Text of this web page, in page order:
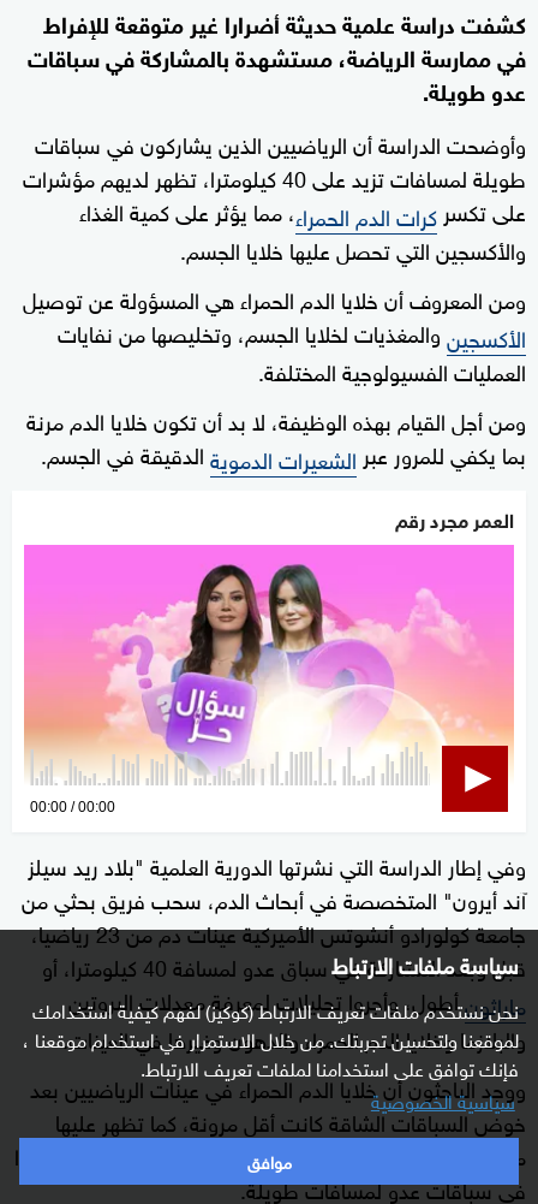
سياسة ملفات الارتباط
نحن نستخدم ملفات تعريف الارتباط (كوكيز) لفهم كيفية استخدامك
لموقعنا ولتحسين تجربتك. من خلال الاستمرار في استخدام موقعنا ،
فإنك توافق على استخدامنا لملفات تعريف الارتباط.
سياسية الخصوصية
موافق
كشفت دراسة علمية حديثة أضرارا غير متوقعة للإفراط
في ممارسة الرياضة، مستشهدة بالمشاركة في سباقات
عدو طويلة.
وأوضحت الدراسة أن الرياضيين الذين يشاركون في سباقات
طويلة لمسافات تزيد على 40 كيلومترا، تظهر لديهم مؤشرات
على تكسر كرات الدم الحمراء، مما يؤثر على كمية الغذاء
والأكسجين التي تحصل عليها خلايا الجسم.
ومن المعروف أن خلايا الدم الحمراء هي المسؤولة عن توصيل
الأكسجينوالمغذيات لخلايا الجسم، وتخليصها من نفايات
العمليات الفسيولوجية المختلفة.
ومن أجل القيام بهذه الوظيفة، لا بد أن تكون خلايا الدم مرنة
بما يكفي للمرور عبر الشعيرات الدمويةالدقيقة في الجسم.
العمر مجرد رقم
0
of
seconds
00:00 00:00
وفي إطار الدراسة التي نشرتها الدورية العلمية "بلاد ريد سيلز
آند أيرون" المتخصصة في أبحاث الدم، سحب فريق بحثي من
جامعة كولورادو أنشوتس الأميركية عينات دم من 23 رياضيا،
قبل وبعد المشاركة في سباق عدو لمسافة 40 كيلومترا، أو
ماراثونأطول، وأجروا تحليلات لمعرفة معدلات البروتين
والبلازما وخلايا الدم الحمراء والدهون وغيرها في العينات.
ووجد الباحثون أن خلايا الدم الحمراء في عينات الرياضيين بعد
خوض السباقات الشاقة كانت أقل مرونة، كما تظهر عليها
مؤشرات على الشيخوخة والتكسر، لا سيما بالنسبة لمن شاركوا
في سباقات عدو لمسافات طويلة.